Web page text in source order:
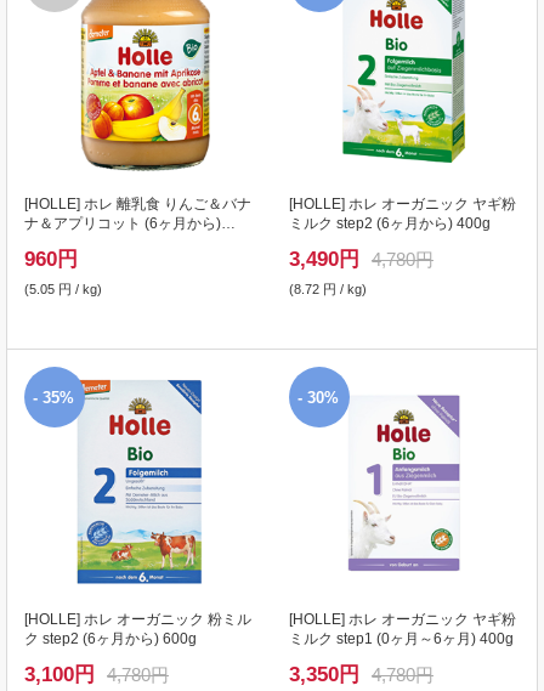
[HOLLE] ホレ 離乳食 りんご＆バナ
ナ＆アプリコット (6ヶ月から)
960円
(5.05 円 / kg)
[HOLLE] ホレ オーガニック ヤギ粉
ミルク step2 (6ヶ月から) 400g
3,490円 4,780円
(8.72 円 / kg)
- 35%
[HOLLE] ホレ オーガニック 粉ミル
ク step2 (6ヶ月から) 600g
3,100円 4,780円
- 30%
[HOLLE] ホレ オーガニック ヤギ粉
ミルク step1 (0ヶ月～6ヶ月) 400g
3,350円 4,780円